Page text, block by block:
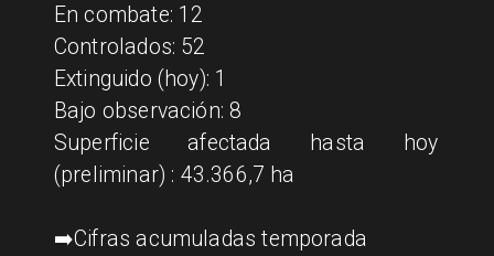
En combate: 12
Controlados: 52
Extinguido (hoy): 1
Bajo observación: 8
Superficie afectada hasta hoy
(preliminar) : 43.366,7 ha
➡️Cifras acumuladas temporada